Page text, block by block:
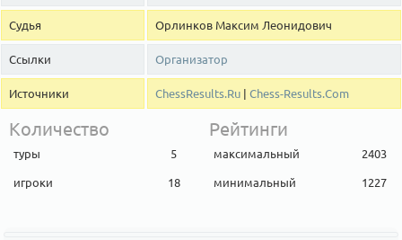
Судья Орлинков Максим Леонидович
Ссылки Организатор
Источники ChessResults.Ru | Chess-Results.Com
Количество
туры
5
игроки
18
Рейтинги
максимальный
2403
минимальный
1227